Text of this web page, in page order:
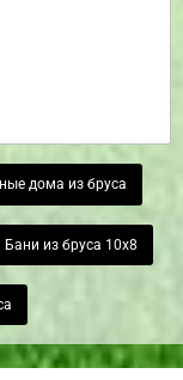
дома из бруса
Бани из бруса 10х8